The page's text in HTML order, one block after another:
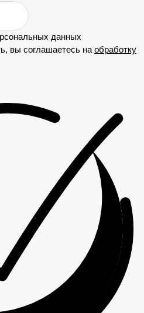
данных
вы соглашаетесь на обработку